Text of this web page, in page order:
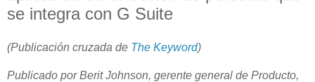
se integra con G Suite
(Publicación cruzada de The Keyword)
Publicado por Berit Johnson, gerente general de Producto,